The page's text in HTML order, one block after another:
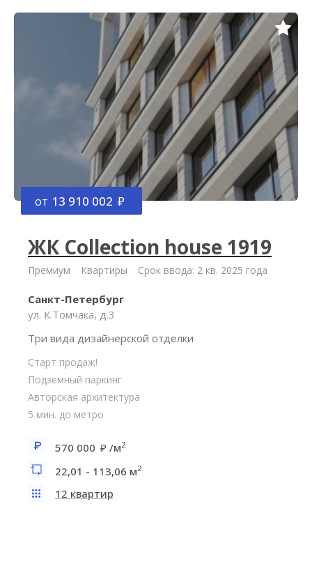
от 13 910 002
ЖК Collection house 1919
Премиум Квартиры Срок ввода: 2 кв. 2025 года
Санкт-Петербург
ул. К.Томчака, д.3
Три вида дизайнерской отделки
Старт продаж!
Подземный паркинг
Авторская архитектура
5 мин. до метро
570 000 /м2
22,01 - 113,06 м2
12 квартир